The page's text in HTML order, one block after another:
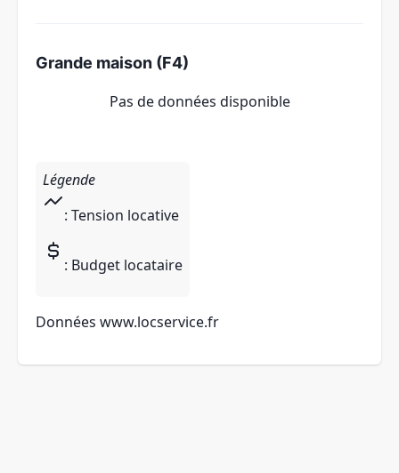
Grande maison (F4)
Pas de données disponible
Légende
: Tension locative
: Budget locataire
Données www.locservice.fr